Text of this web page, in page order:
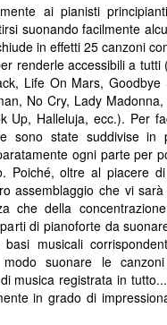
ai pianisti
suonando facilmente
in effetti 25 canzoni
renderle accessibili a tutti
Life On Mars, Goodbye
No Cry, Lady
Up, Halleluja, ecc.). Per
sono state suddivise in
ogni parte per
Poiché, oltre al piacere
assemblaggio che vi
che della
di pianoforte da
musicali
suonare le
musica registrata in
in grado di